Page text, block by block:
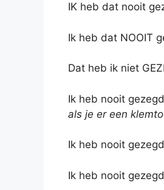
IK heb dat nooit
Ik heb dat NOOIT
Dat heb ik niet
Ik heb nooit
als je er een
Ik heb nooit
Ik heb nooit